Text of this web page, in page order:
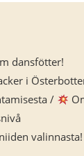
dansfötter!
i
/
valinnasta!